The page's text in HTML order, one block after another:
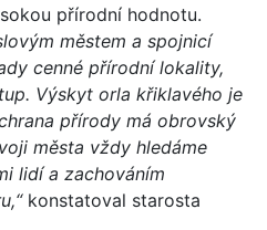
přírodní hodnotu.
městem a spojnicí
cenné přírodní lokality,
Výskyt orla křiklavého je
přírody má obrovský
města vždy hledáme
lidí a zachováním
konstatoval starosta